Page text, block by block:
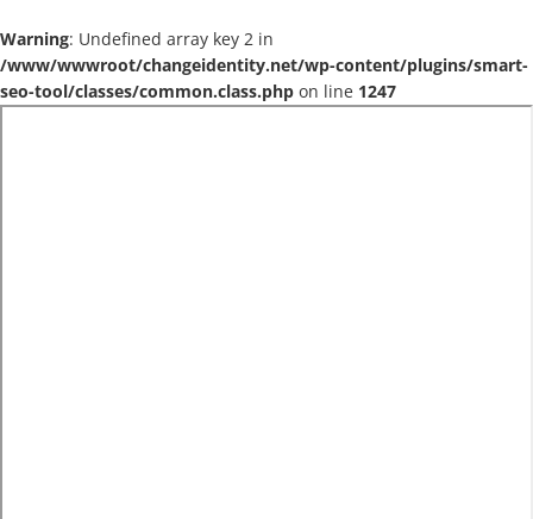
Warning: Undefined array key 2 in
/www/wwwroot/changeidentity.net/wp-content/plugins/smart-
seo-tool/classes/common.class.php on line 1247